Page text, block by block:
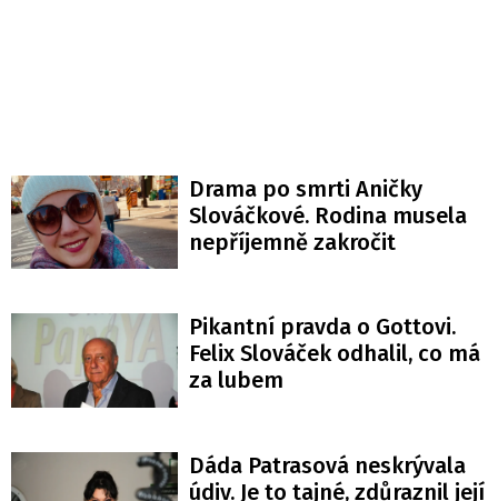
Drama po smrti Aničky
Slováčkové. Rodina musela
nepříjemně zakročit
Pikantní pravda o Gottovi.
Felix Slováček odhalil, co má
za lubem
Dáda Patrasová neskrývala
údiv. Je to tajné, zdůraznil její